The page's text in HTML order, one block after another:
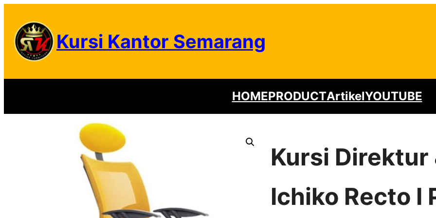
content
Kursi Kantor Semarang
HOMEPRODUCTArtikelYOUTUBE
Kursi Direktur
Ichiko Recto I